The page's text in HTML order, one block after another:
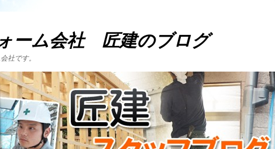
ーム会社 匠建のブログ
社です。